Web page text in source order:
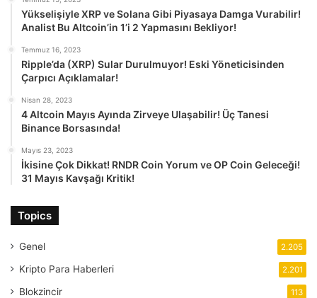
Yükselişiyle XRP ve Solana Gibi Piyasaya Damga Vurabilir!
Analist Bu Altcoin’in 1’i 2 Yapmasını Bekliyor!
Temmuz 16, 2023
Ripple’da (XRP) Sular Durulmuyor! Eski Yöneticisinden
Çarpıcı Açıklamalar!
Nisan 28, 2023
4 Altcoin Mayıs Ayında Zirveye Ulaşabilir! Üç Tanesi
Binance Borsasında!
Mayıs 23, 2023
İkisine Çok Dikkat! RNDR Coin Yorum ve OP Coin Geleceği!
31 Mayıs Kavşağı Kritik!
Topics
Genel 2.205
Kripto Para Haberleri 2.201
Blokzincir 113